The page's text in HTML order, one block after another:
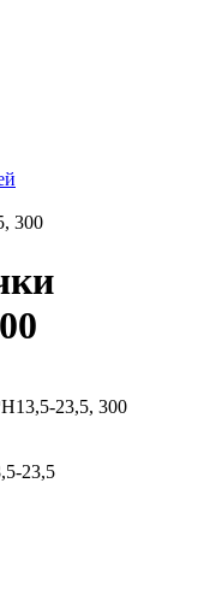
300
23,5